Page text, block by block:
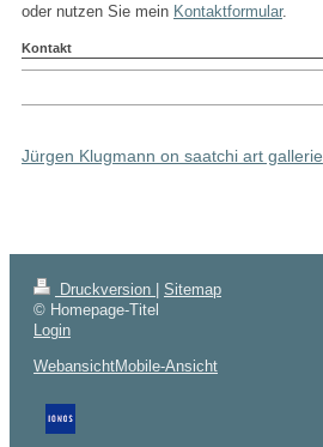
oder nutzen Sie mein Kontaktformular.
Kontakt
Jürgen Klugmann on saatchi art gallerie
Druckversion
Sitemap
© Homepage-Titel
Login
WebansichtMobile-Ansicht